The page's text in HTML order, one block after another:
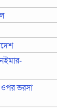
ওপর ভরসা